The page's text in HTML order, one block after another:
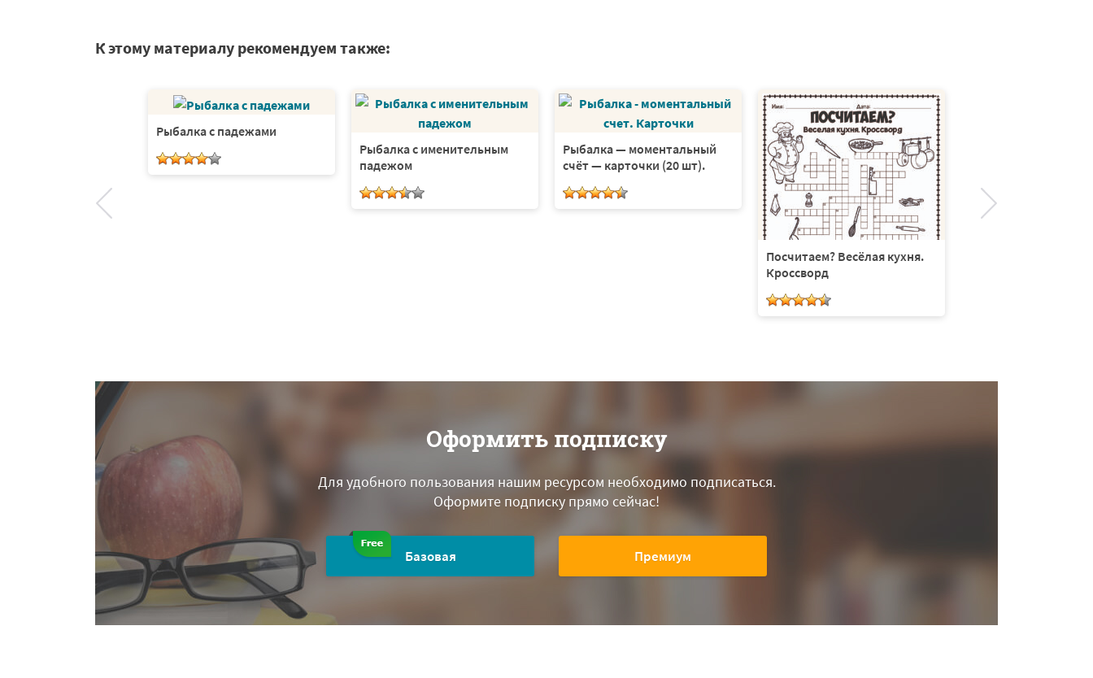
К этому материалу рекомендуем также:
Рыбалка с падежами
Рыбалка с именительным
падежом
Рыбалка — моментальный
счёт — карточки (20 шт).
Посчитаем? Весёлая кухня.
Кроссворд
Оформить подписку
Для удобного пользования нашим ресурсом необходимо подписаться.
Оформите подписку прямо сейчас!
Базовая Премиум